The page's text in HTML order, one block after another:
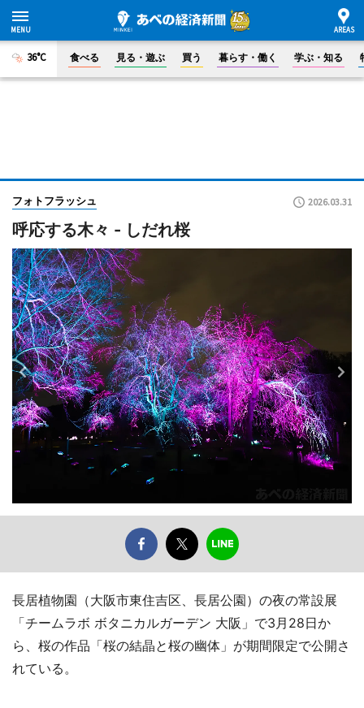
36°C 食べる 見る・遊ぶ 買う 暮らす・働く 学ぶ・知る
フォトフラッシュ 2026.03.31
呼応する木々 - しだれ桜
長居植物園（大阪市東住吉区、長居公園）の夜の常設展
「チームラボ ボタニカルガーデン 大阪」で3月28日か
ら、桜の作品「桜の結晶と桜の幽体」が期間限定で公開さ
れている。